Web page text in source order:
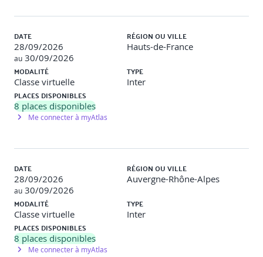
Réalisation complète d’un plan bâtiment ou industriel
avec gabarit entreprise
Présentation orale du livrable par binôme ou trinôme
DATE
28/09/2026
au 30/09/2026
RÉGION OU VILLE
Hauts-de-France
MODALITÉ
Classe virtuelle
TYPE
Inter
PLACES DISPONIBLES
8 places disponibles
Me connecter à myAtlas
DATE
28/09/2026
au 30/09/2026
RÉGION OU VILLE
Auvergne-Rhône-Alpes
MODALITÉ
Classe virtuelle
TYPE
Inter
PLACES DISPONIBLES
8 places disponibles
Me connecter à myAtlas